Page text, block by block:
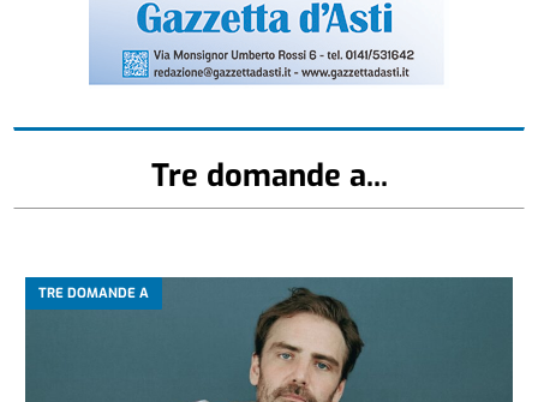
Tre domande a...
TRE DOMANDE A